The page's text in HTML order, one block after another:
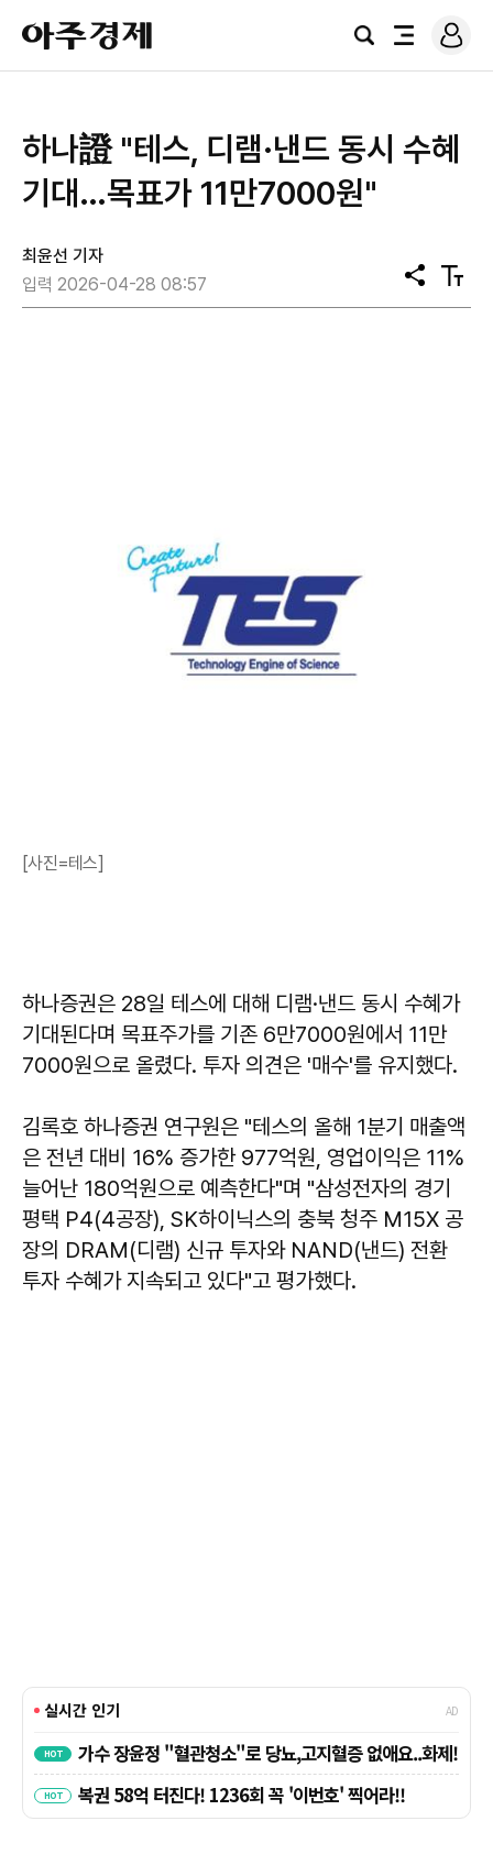
아
주
경
검
전
로
그
하나證 "테스, 디램·낸드 동시 수혜
기대…목표가 11만7000원"
최윤선 기자
입력 2026-04-28 08:57
공
유
텍
스
[사진=테스]
하나증권은 28일 테스에 대해 디램·낸드 동시 수혜가
기대된다며 목표주가를 기존 6만7000원에서 11만
7000원으로 올렸다. 투자 의견은 '매수'를 유지했다.
김록호 하나증권 연구원은 "테스의 올해 1분기 매출액
은 전년 대비 16% 증가한 977억원, 영업이익은 11%
늘어난 180억원으로 예측한다"며 "삼성전자의 경기
평택 P4(4공장), SK하이닉스의 충북 청주 M15X 공
장의 DRAM(디램) 신규 투자와 NAND(낸드) 전환
투자 수혜가 지속되고 있다"고 평가했다.